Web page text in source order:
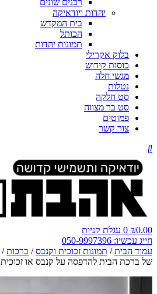
יהדות ויודאיקה
בית המקדש
הכותל
תמונות יהדות
בלוק אקרילי
כוסות קידוש
מגשי חלה
נטלות
סט חלקה
סט בר מצווה
פמוטים
צור קשר
₪0.00
0 עגלת קניות
חייג עכשיו: 050-9997396
עמוד הבית/ תמונות זכוכית וקנבס/ ברכות/
של ברכת הבית להדפסה על קנבס או זכוכית